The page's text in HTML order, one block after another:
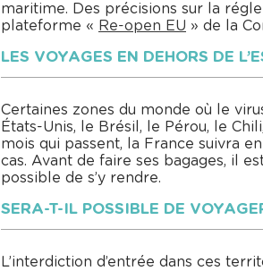
maritime. Des précisions sur la
plateforme « Re-open EU » de la
LES VOYAGES EN DEHORS DE
Certaines zones du monde où le
États-Unis, le Brésil, le Pérou, le
mois qui passent, la France suivra
cas. Avant de faire ses bagages, il
possible de s’y rendre.
SERA-T-IL POSSIBLE DE
L’interdiction d’entrée dans ces